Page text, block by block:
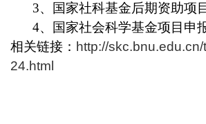
3、 国家社科基金后期资助项
4、
国家社会科学基金项目申
相关链接： http://
24.html